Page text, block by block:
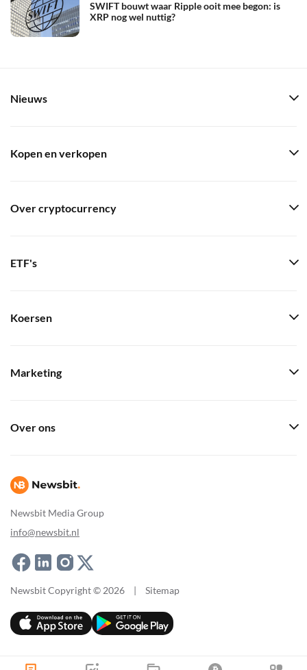
SWIFT bouwt waar Ripple ooit mee begon: is
XRP nog wel nuttig?
Newsbit Media Group
info@newsbit.nl
Nieuws
Kopen en verkopen
Over cryptocurrency
ETF's
Koersen
Marketing
Over ons
Newsbit Copyright © 2026 | Sitemap